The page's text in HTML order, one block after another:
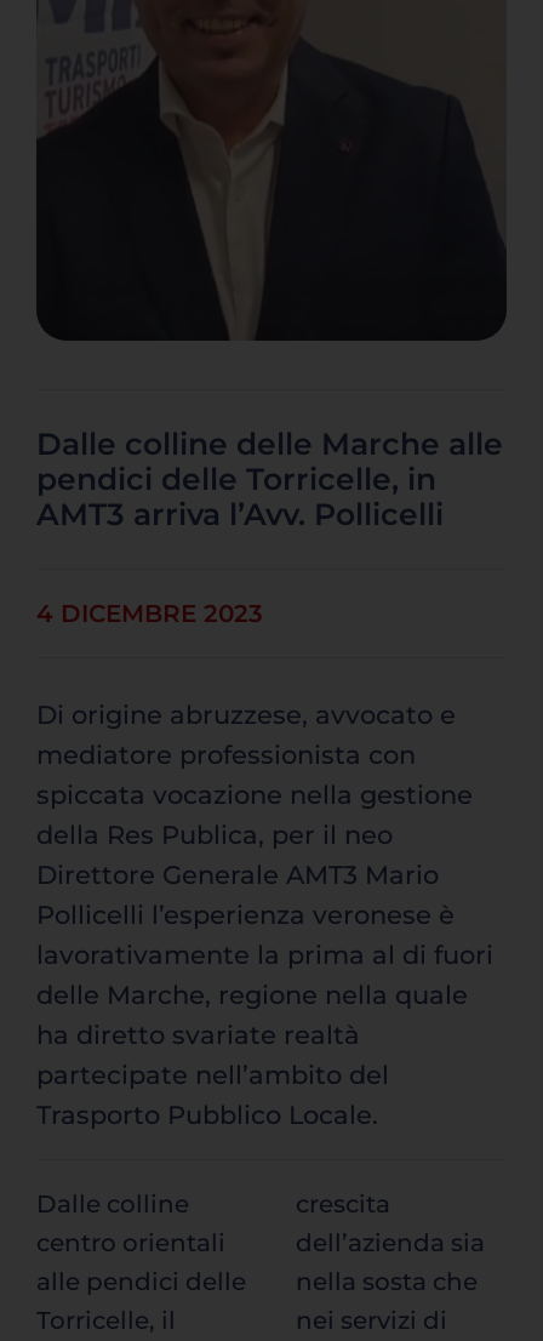
Servizi Online
Contatti
Notizie
Dalle colline delle Marche alle
pendici delle Torricelle, in
AMT3 arriva l’Avv. Pollicelli
4 DICEMBRE 2023
Di origine abruzzese, avvocato e
mediatore professionista con
spiccata vocazione nella gestione
della Res Publica, per il neo
Direttore Generale AMT3 Mario
Pollicelli l’esperienza veronese è
lavorativamente la prima al di fuori
delle Marche, regione nella quale
ha diretto svariate realtà
partecipate nell’ambito del
Trasporto Pubblico Locale.
Dalle colline
centro orientali
alle pendici delle
Torricelle, il
crescita
dell’azienda sia
nella sosta che
nei servizi di